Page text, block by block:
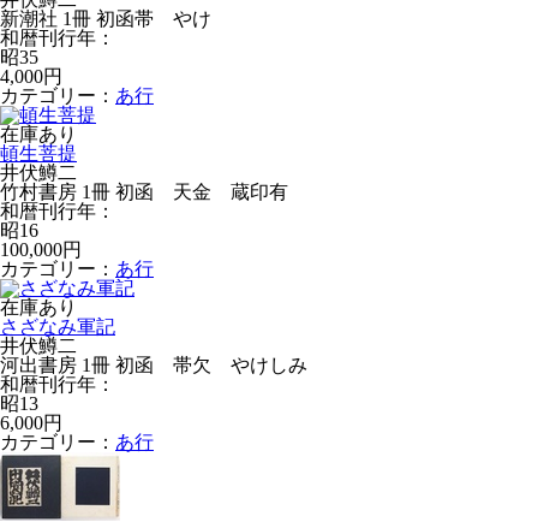
新潮社 1冊 初函帯 やけ
和暦刊行年：
昭35
4,000円
カテゴリー： あ行
在庫あり
頓生菩提
井伏鱒二
竹村書房 1冊 初函 天金 蔵印有
和暦刊行年：
昭16
100,000円
カテゴリー： あ行
在庫あり
さざなみ軍記
井伏鱒二
河出書房 1冊 初函 帯欠 やけしみ
和暦刊行年：
昭13
6,000円
カテゴリー： あ行